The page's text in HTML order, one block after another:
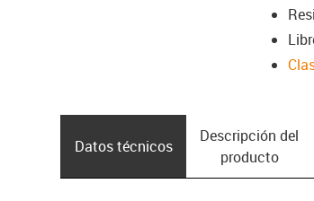
Datos técnicos
Descripción del
producto